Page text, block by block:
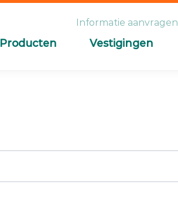
Producten Vestigingen
Informatie aanvragen